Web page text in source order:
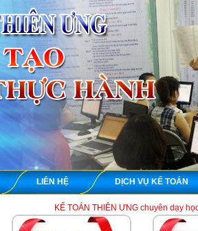
LIÊN HỆ DỊCH VỤ KẾ TOÁN
KẾ TOÁN THIÊN ƯNG chuyên dạy học thực hành